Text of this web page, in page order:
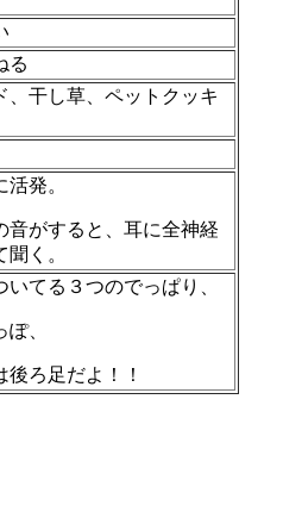
る
、干し草、ペットクッキ
発。
音がすると、耳に全神経
く。
いてる３つのでっぱり、
、
後ろ足だよ！！